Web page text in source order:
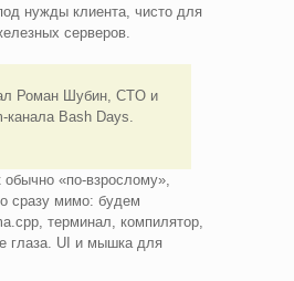
нужды клиента, чисто для
серверов.
Роман Шубин, CTO и
канала Bash Days.
«по-взрослому»,
сразу мимо: будем
терминал, компилятор,
глаза. UI и мышка для